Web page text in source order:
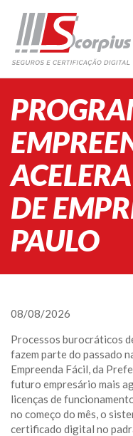
HOME
EMPRESA
AGENDAMENTO
SEGUROS
PARCERIAS
BLOG
SUPORTE/CONTATO
DE
PAULO
08/08/2026
Processos burocráticos
fazem parte do passado
Empreenda Fácil, da
futuro empresário mais
licenças de
no começo do mês, o
certificado digital no